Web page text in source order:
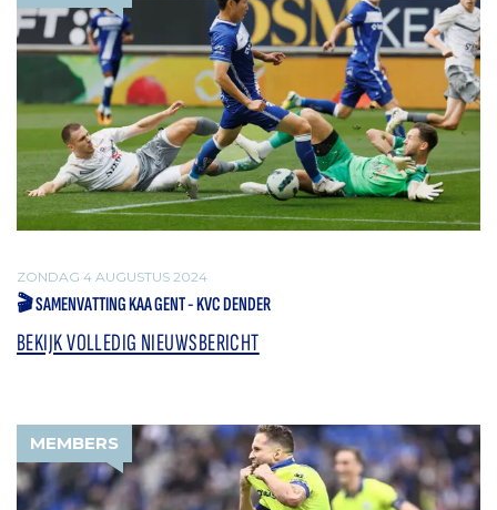
ZONDAG 4 AUGUSTUS 2024
🎬 SAMENVATTING KAA GENT - KVC DENDER
BEKIJK VOLLEDIG NIEUWSBERICHT
MEMBERS